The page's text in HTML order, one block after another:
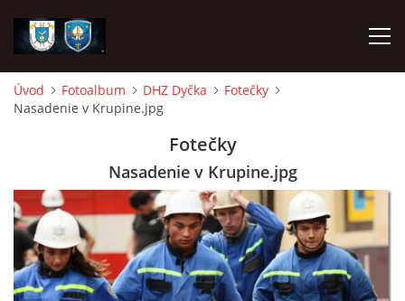
ÚVOD
NAPÍSALI O NÁS
DHZ DYČKA
DHZM VRÁBLE
Úvod Fotoalbum DHZ Dyčka
Fotečky
Nasadenie v Krupine.jpg
Fotečky
Nasadenie v Krupine.jpg